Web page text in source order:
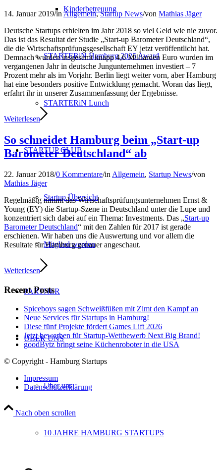
Kinderbetreuung
STARTERiN Hamburg 2025 Award
STARTERiN Lunch
STARTUP CLUB
Startup Übersicht
Mitglied werden
PARTNER
ÜBER UNS
Über uns
10 JAHRE HAMBURG STARTUPS
14. Januar 2019/in Allgemein,Startup News/von Mathias Jäger
Deutsche Startups erhielten im Jahr 2018 so viel Geld wie nie zuvor.
Das ist das Resultat der Studie „Start-up Barometer Deutschland“,
die die Wirtschaftsprüfungsgesellschaft EY jetzt veröffentlicht hat.
Demnach wurden insgesamt knapp 4,6 Milliarden Euro wurden im
vergangenen Jahr in deutsche Jungunternehmen investiert – 7
Prozent mehr als im Vorjahr. Berlin liegt weiter vorn, aber Hamburg
hat eine besonders positive Entwicklung gemacht. Woran das liegt,
erfahrt ihr in unserer Zusammenfassung der Ergebnisse.
Weiterlesen
So schneidet Hamburg beim „Start-up
Barometer Deutschland“ ab
22. Januar 2018/0 Kommentare/in Allgemein, Startup News/von
Mathias Jäger
Regelmäßig nimmt das Wirtschaftsprüfungsunternehmen Ernst &
Young (EY) die Startup-Szene in Deutschland unter die Lupe und
konzentriert sich dabei auf ein Thema: Investments. Das „Start-up
Barometer Deutschland“ mit den Zahlen für 2017 ist gerade
erschienen. Wir haben uns die Auswertung und vor allem die
Resultate für Hamburg genauer angeschaut.
Weiterlesen
Recent Posts
Spiceboys sagen Schweißfüßen mit Zimt den Kampf an
Neue Services für Startups in Hamburg!
Diese fünf Projekte fördert Games Lift 2026
Jetzt bewerben für Startup-Wettbewerb Next Big Brand!
goodBytz bringt seine Küchenroboter in die USA
© Copyright - Hamburg Startups
Impressum
Datenschutzerklärung
Nach oben scrollen